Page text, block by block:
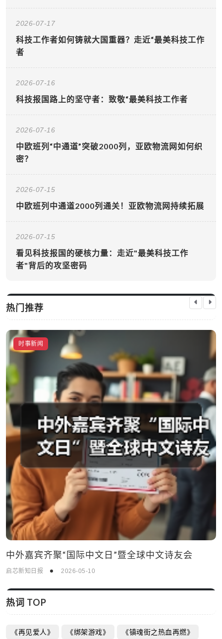
2026-07-17
科技工作者如何铸就大国重器？走近“最美科技工作
者
2026-07-16
科技报国路上的坚守者：致敬“最美科技工作者
2026-07-16
中欧班列“中通道”突破2000列，亚欧物流网如何织
密？
2026-07-15
中欧班列中通道2000列通关！亚欧物流网持续拓展
2026-07-15
看见科技报国的硬核力量：走近"最美科技工作
者"背后的攻坚密码
热门推荐
时事新闻
中外嘉宾齐聚“国际中文日”暨全球中文诗友会
启芯新知日报 2026-05-10
热词 TOP
《再见爱人》 《绑架游戏》 《镇魂街之热血再燃》